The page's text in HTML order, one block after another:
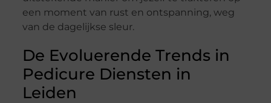
een moment van rust en ontspanning, weg
van de dagelijkse sleur.
De Evoluerende Trends in
Pedicure Diensten in
Leiden